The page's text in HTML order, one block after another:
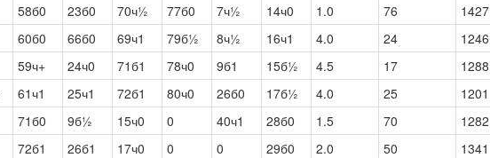
58б0 23б0 70ч½ 77б0 7ч½ 14ч0 1.0 76 1427
60б0 66б0 69ч1 79б½ 8ч½ 16ч1 4.0 24 1246
59ч+ 24ч0 71б1 78ч0 9б1 15б½ 4.5 17 1288
61ч1 25ч1 72б1 80ч0 26б0 17б½ 4.0 25 1201
71б0 9б½ 15ч0 0 40ч1 28б0 1.5 70 1282
72б1 26б1 17ч0 0 0 29б0 2.0 50 1341